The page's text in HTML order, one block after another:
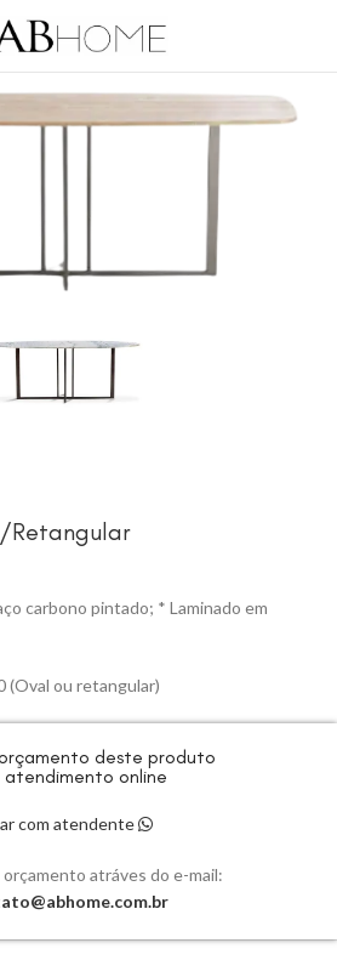
Retangular
carbono pintado; * Laminado em
(Oval ou retangular)
deste produto
atendimento online
com atendente
atráves do e-mail: